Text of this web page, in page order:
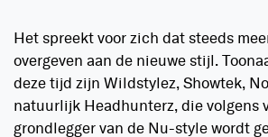
Het spreekt voor zich dat steeds
overgeven aan de nieuwe stijl.
deze tijd zijn Wildstylez, Showtek,
natuurlijk Headhunterz, die volgens
grondlegger van de Nu-style wordt